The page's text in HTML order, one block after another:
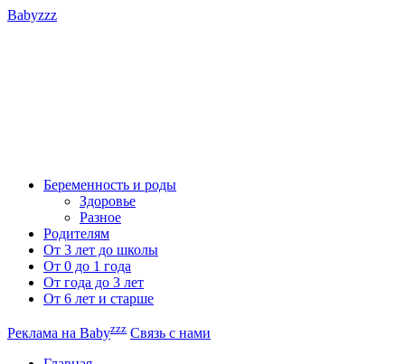
Babyzzz
Беременность и роды
Здоровье
Разное
Родителям
От 3 лет до школы
От 0 до 1 года
От года до 3 лет
От 6 лет и старше
Реклама на Babyzzz Связь с нами